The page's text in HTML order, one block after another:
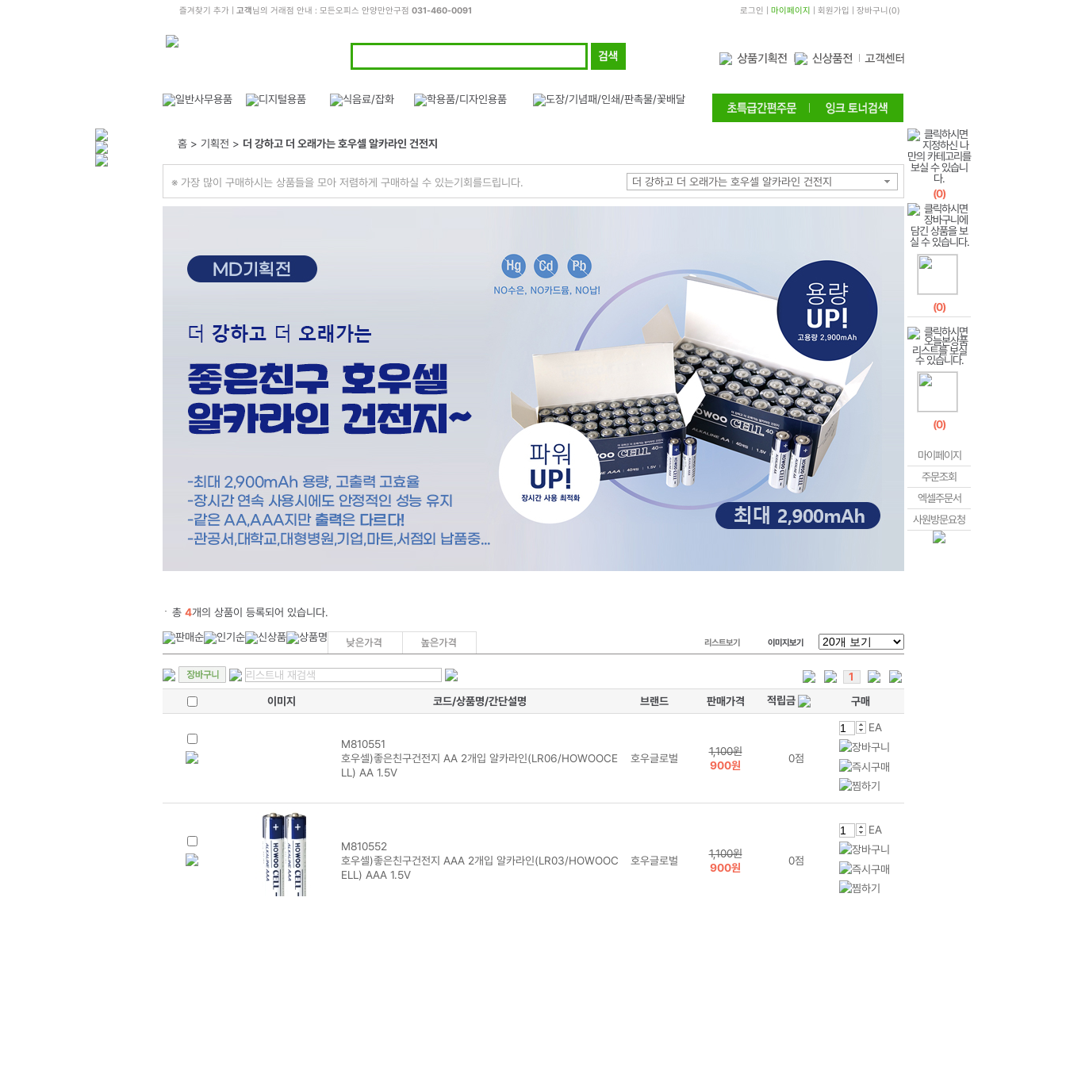
즐겨찾기 추가| 고객님의 거래점 안내 : 모든오피스 안양만안구점 031-460-0091 로그인 마이페이지 회원가입 장바구니 (0)
홈 > 기획전 > 더 강하고 더 오래가는 호우셀 알카라인 건전지
※ 가장 많이 구매하시는 상품들을 모아 저렴하게 구매하실 수 있는기회를드립니다. 더 강하고 더 오래가는 호우셀 알카라인 건전지
총 4개의 상품이 등록되어 있습니다.
리스트보기 이미지보기
1
이미지
코드/상품명/간단설명 브랜드 판매가격 적립금 구매
M810551
호우셀)좋은친구건전지 AA 2개입 알카라인(LR06/HOWOOCE
LL) AA 1.5V
호우글로벌
1,100원
900원
0점
EA
M810552
호우셀)좋은친구건전지 AAA 2개입 알카라인(LR03/HOWOOC
ELL) AAA 1.5V
호우글로벌
1,100원
900원
0점
EA
(0)
(0)
(0)
마이페이지
주문조회
엑셀주문서
사원방문요청